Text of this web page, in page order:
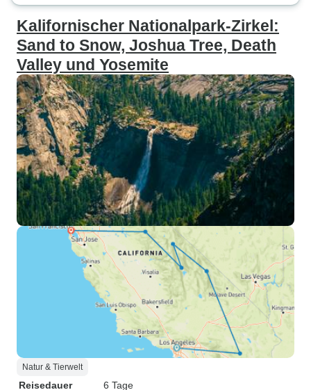
Kalifornischer Nationalpark-Zirkel:
Sand to Snow, Joshua Tree, Death
Valley und Yosemite
Natur & Tierwelt
Reisedauer
6 Tage